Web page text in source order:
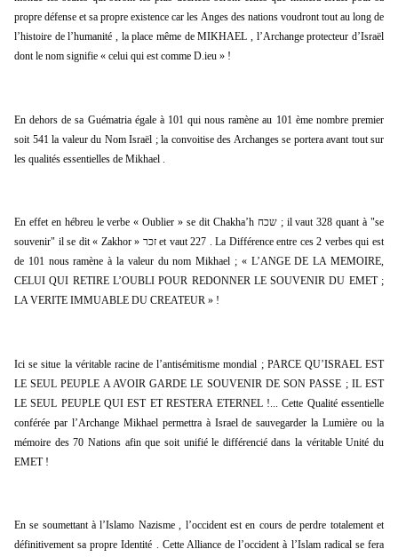
propre défense et sa propre existence car les Anges des nations voudront tout au long de
l’histoire de l’humanité , la place même de MIKHAEL , l’Archange protecteur d’Israël
dont le nom signifie « celui qui est comme D.ieu » !
En dehors de sa Guématria égale à 101 qui nous ramène au 101 ème nombre premier
soit 541 la valeur du Nom Israël ; la convoitise des Archanges se portera avant tout sur
les qualités essentielles de Mikhael .
En effet en hébreu le verbe « Oublier » se dit Chakha’h שכח ; il vaut 328 quant à "se
souvenir" il se dit « Zakhor » זכר et vaut 227 . La Différence entre ces 2 verbes qui est
de 101 nous ramène à la valeur du nom Mikhael ; « L’ANGE DE LA MEMOIRE,
CELUI QUI RETIRE L’OUBLI POUR REDONNER LE SOUVENIR DU EMET ;
LA VERITE IMMUABLE DU CREATEUR » !
Ici se situe la véritable racine de l’antisémitisme mondial ; PARCE QU’ISRAEL EST
LE SEUL PEUPLE A AVOIR GARDE LE SOUVENIR DE SON PASSE ; IL EST
LE SEUL PEUPLE QUI EST ET RESTERA ETERNEL !... Cette Qualité essentielle
conférée par l’Archange Mikhael permettra à Israel de sauvegarder la Lumière ou la
mémoire des 70 Nations afin que soit unifié le différencié dans la véritable Unité du
EMET !
En se soumettant à l’Islamo Nazisme , l’occident est en cours de perdre totalement et
définitivement sa propre Identité . Cette Alliance de l’occident à l’Islam radical se fera